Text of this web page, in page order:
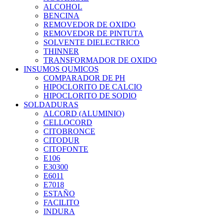
ALCOHOL
BENCINA
REMOVEDOR DE OXIDO
REMOVEDOR DE PINTUTA
SOLVENTE DIELECTRICO
THINNER
TRANSFORMADOR DE OXIDO
INSUMOS QUMICOS
COMPARADOR DE PH
HIPOCLORITO DE CALCIO
HIPOCLORITO DE SODIO
SOLDADURAS
ALCORD (ALUMINIO)
CELLOCORD
CITOBRONCE
CITODUR
CITOFONTE
E106
E30300
E6011
E7018
ESTAÑO
FACILITO
INDURA